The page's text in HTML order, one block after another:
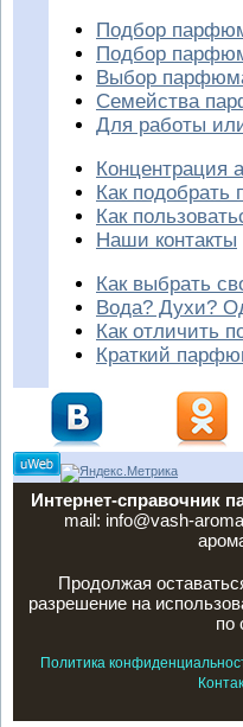
Подбор
Подбор
Выбор
Семейства
Для работы
Концентрация
Как
Как
Наши контакты
Как выбрать
Вода? Духи?
Как отличить
Краткий
Интернет-справочник
mail: info@vash-
Продолжая
разрешение на
по
Политика